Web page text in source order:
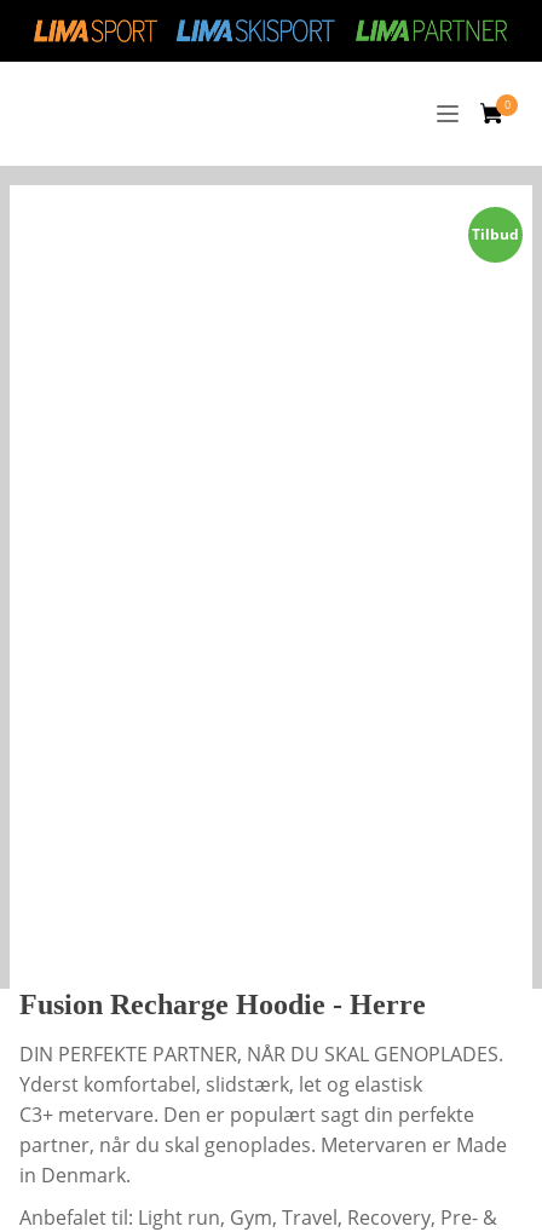
Tilbud
Fusion Recharge Hoodie - Herre
DIN PERFEKTE PARTNER, NÅR DU SKAL GENOPLADES.
Yderst komfortabel, slidstærk, let og elastisk
C3+ metervare. Den er populært sagt din perfekte
partner, når du skal genoplades. Metervaren er Made
in Denmark.
Anbefalet til: Light run, Gym, Travel, Recovery, Pre- &